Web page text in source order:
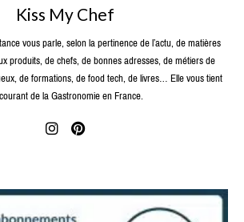
Kiss My Chef
vous parle, selon la pertinence de l’actu, de matières
produits, de chefs, de bonnes adresses, de métiers de
de formations, de food tech, de livres… Elle vous tient
de la Gastronomie en France.